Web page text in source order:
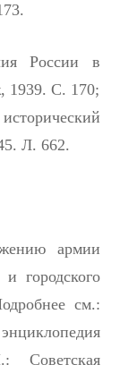
России в
1939. С. 170;
Л. 662.
армии
городского
см.: